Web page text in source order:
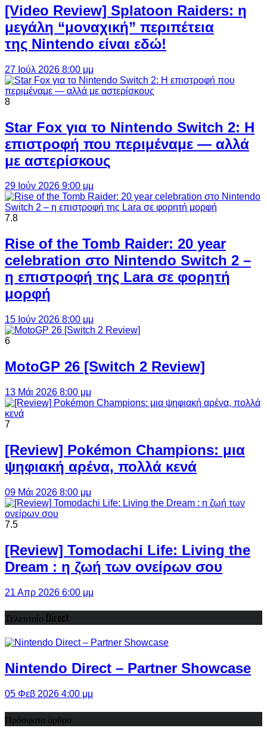
[Video Review] Splatoon Raiders: η
μεγάλη “μοναχική” περιπέτεια
της Nintendo είναι εδώ!
27 Ιούλ 2026 8:00 μμ
8
Star Fox για το Nintendo Switch 2: Η
επιστροφή που περιμέναμε — αλλά
με αστερίσκους
29 Ιούν 2026 9:00 μμ
7.8
Rise of the Tomb Raider: 20 year
celebration στο Nintendo Switch 2 –
η επιστροφή της Lara σε φορητή
μορφή
15 Ιούν 2026 8:00 μμ
6
MotoGP 26 [Switch 2 Review]
13 Μάι 2026 8:00 μμ
7
[Review] Pokémon Champions: μια
ψηφιακή αρένα, πολλά κενά
09 Μάι 2026 8:00 μμ
7.5
[Review] Tomodachi Life: Living the
Dream : η ζωή των ονείρων σου
21 Απρ 2026 6:00 μμ
Τελευταίο Direct:
Nintendo Direct – Partner Showcase
05 Φεβ 2026 4:00 μμ
Πρόσφατα άρθρα